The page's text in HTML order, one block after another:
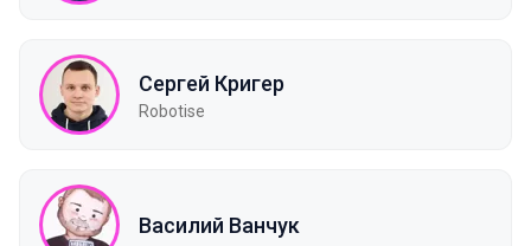
Сергей Кригер
Robotise
Василий Ванчук